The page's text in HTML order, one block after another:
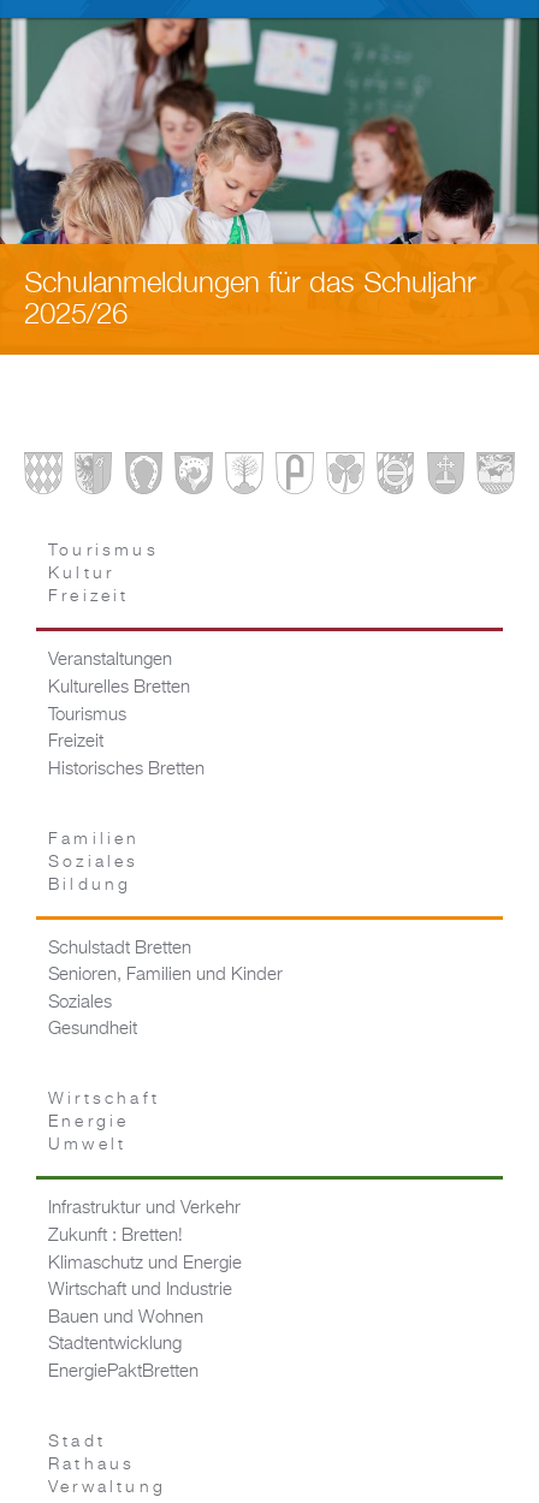
Schulanmeldungen für das Schuljahr
2025/26
Tourismus
Kultur
Freizeit
Veranstaltungen
Kulturelles Bretten
Tourismus
Freizeit
Historisches Bretten
Familien
Soziales
Bildung
Schulstadt Bretten
Senioren, Familien und Kinder
Soziales
Gesundheit
Wirtschaft
Energie
Umwelt
Infrastruktur und Verkehr
Zukunft : Bretten!
Klimaschutz und Energie
Wirtschaft und Industrie
Bauen und Wohnen
Stadtentwicklung
EnergiePaktBretten
Stadt
Rathaus
Verwaltung